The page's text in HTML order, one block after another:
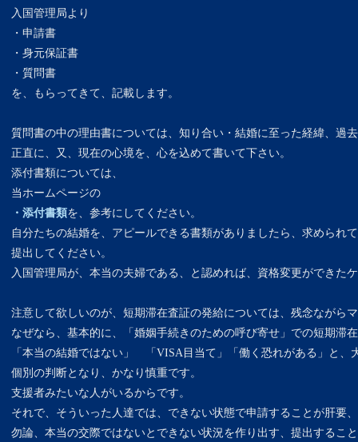
入国管理局より
・申請書
・身元保証書
・質問書
を、もらってきて、記載します。
質問書の中の理由書については、知り合い・結婚に至った経緯、過
正直に、又、現在の心境を、心を込めて書いて下さい。
添付書類については、
当ホームページの
・添付書類を、参考にしてください。
自分たちの結婚を、アピールできる書類がありましたら、求められ
提出してください。
入国管理局が、本当の夫婦である、と認めれば、資格変更ができた
注意して欲しいのが、短期滞在査証の発給については、残念ながら
なぜなら、基本的に、「婚姻手続きのための呼び寄せ」での短期滞
「本当の結婚ではない」 「VISA目当て」「働く恐れがある」と、
個別の判断となり、かなり慎重です。
支援者みたいな人がいるからです。
それで、そういった人達では、できない状態で申請することが肝要
勿論、本当の交際ではないとできない状況を作り出す、提出するこ